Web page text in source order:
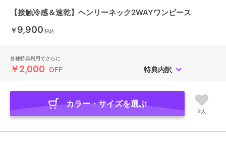
【接触冷感＆速乾】ヘンリーネック2WAYワンピース
￥9,900 税込
各種特典利用でさらに
￥2,000 OFF 特典内訳
カラー・サイズを選ぶ
2人